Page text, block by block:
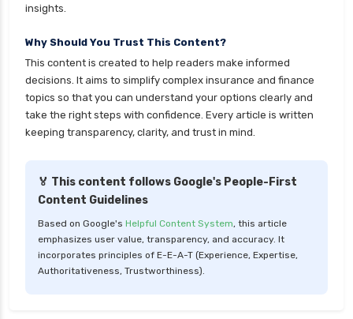
insights.
Why Should You Trust This Content?
This content is created to help readers make informed
decisions. It aims to simplify complex insurance and finance
topics so that you can understand your options clearly and
take the right steps with confidence. Every article is written
keeping transparency, clarity, and trust in mind.
🏅 This content follows Google's People-First
Content Guidelines
Based on Google's Helpful Content System, this article
emphasizes user value, transparency, and accuracy. It
incorporates principles of E-E-A-T (Experience, Expertise,
Authoritativeness, Trustworthiness).